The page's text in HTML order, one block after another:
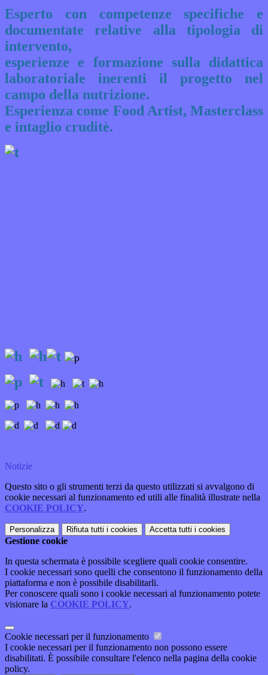
Esperto con competenze specifiche e
documentate relative alla tipologia di
intervento,
esperienze e formazione sulla didattica
laboratoriale inerenti il progetto nel
campo della nutrizione.
Esperienza come Food Artist, Masterclass
e intaglio cruditè.
Notizie
Questo sito o gli strumenti terzi da questo utilizzati si avvalgono di
cookie necessari al funzionamento ed utili alle finalità illustrate nella
COOKIE POLICY.
Personalizza Rifiuta tutti i cookies Accetta tutti i cookies
Gestione cookie
In questa schermata è possibile scegliere quali cookie consentire.
I cookie necessari sono quelli che consentono il funzionamento della
piattaforma e non è possibile disabilitarli.
Per conoscere quali sono i cookie necessari al funzionamento potete
visionare la COOKIE POLICY.
Cookie necessari per il funzionamento
I cookie necessari per il funzionamento non possono essere
disabilitati. È possibile consultare l'elenco nella pagina della cookie
policy.